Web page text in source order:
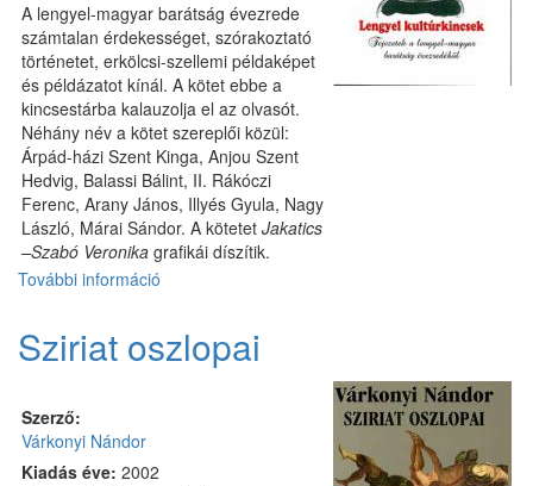
A lengyel-magyar barátság évezrede
számtalan érdekességet, szórakoztató
történetet, erkölcsi-szellemi példaképet
és példázatot kínál. A kötet ebbe a
kincsestárba kalauzolja el az olvasót.
Néhány név a kötet szereplői közül:
Árpád-házi Szent Kinga, Anjou Szent
Hedvig, Balassi Bálint, II. Rákóczi
Ferenc, Arany János, Illyés Gyula, Nagy
László, Márai Sándor. A kötetet Jakatics
–Szabó Veronika grafikái díszítik.
További információ
kapcsolatosan
Sziriat oszlopai
Szerző:
Várkonyi Nándor
Kiadás éve: 2002